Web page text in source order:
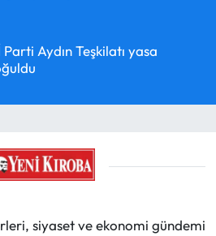
Parti Aydın Teşkilatı yasa
siyaset ve ekonomi gündemi